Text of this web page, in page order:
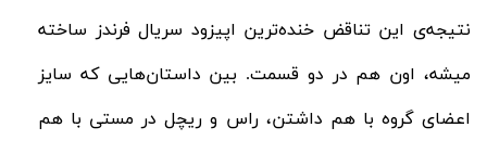
نتیجه‌ی این تناقض خنده‌ترین اپیزود سریال فرندز ساخته
میشه، اون هم در دو قسمت. بین داستان‌هایی که سایز
اعضای گروه با هم داشتن، راس و ریچل در مستی با هم